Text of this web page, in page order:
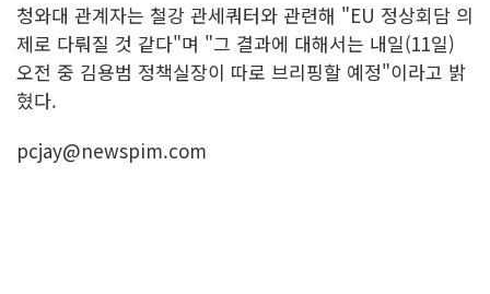
청와대 관계자는 철강 관세쿼터와 관련해 "EU 정상회담 의
제로 다뤄질 것 같다"며 "그 결과에 대해서는 내일(11일)
오전 중 김용범 정책실장이 따로 브리핑할 예정"이라고 밝
혔다.
pcjay@newspim.com